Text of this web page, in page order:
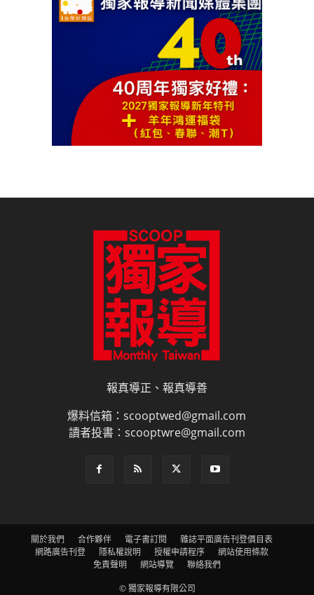
報真導正、報真導善
爆料信箱：scooptwed@gmail.com
讀者投書：scooptwre@gmail.com
關於我們 合作夥伴 電子書訂閱
雜誌平面廣告刊登價目表
網路廣告刊登
隱私權說明 授權申請程序
網站使用條款
免責聲明
網站導覽
聯絡我們
© 獨家報導有限公司